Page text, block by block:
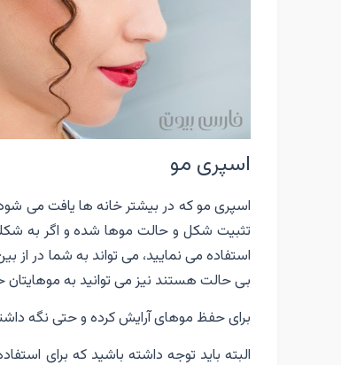
اسپری مو
اسپری مو که در بیشتر خانه ها یافت می
تثبیت شکل و حالت موها شده و اگر به شکلی
استفاده می نمایید، می تواند به شما در
بی حالت هستند نیز می توانید به
برای حفظ موهای آرایش کرده و حتی نگه
البته باید توجه داشته باشید که برای